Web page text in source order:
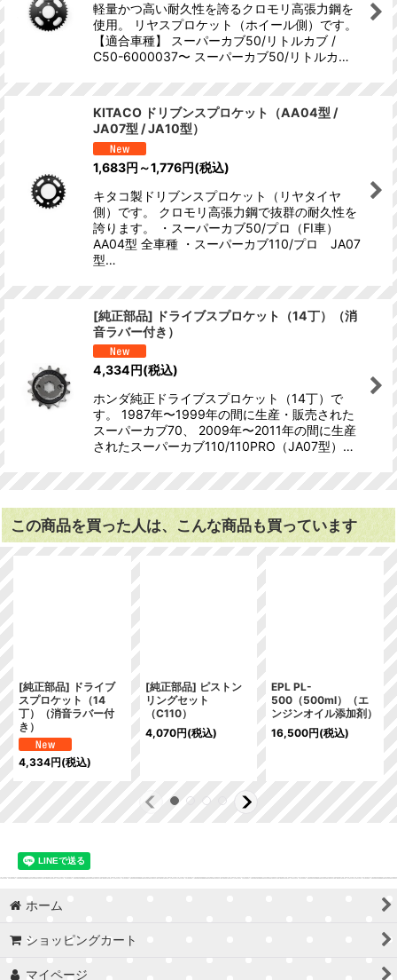
軽量かつ高い耐久性を誇るクロモリ高張力鋼を
使用。 リヤスプロケット（ホイール側）です。
【適合車種】 スーパーカブ50/リトルカブ /
C50-6000037〜 スーパーカブ50/リトルカ…
KITACO ドリブンスプロケット（AA04型 /
JA07型 / JA10型）
1,683円 ～1,776円(税込)
キタコ製ドリブンスプロケット（リヤタイヤ
側）です。 クロモリ高張力鋼で抜群の耐久性を
誇ります。 ・スーパーカブ50/プロ（FI車）
AA04型 全車種 ・スーパーカブ110/プロ JA07
型…
[純正部品] ドライブスプロケット（14丁）（消
音ラバー付き）
4,334円(税込)
ホンダ純正ドライブスプロケット（14丁）で
す。 1987年〜1999年の間に生産・販売された
スーパーカブ70、 2009年〜2011年の間に生産
されたスーパーカブ110/110PRO（JA07型）…
この商品を買った人は、こんな商品も買っています
[純正部品] ドライブ
スプロケット（14
丁）（消音ラバー付
き）
4,334円(税込)
[純正部品] ピストン
リングセット
（C110）
4,070円(税込)
EPL PL-
500（500ml）（エ
ンジンオイル添加剤）
16,500円(税込)
ホーム
ショッピングカート
マイページ